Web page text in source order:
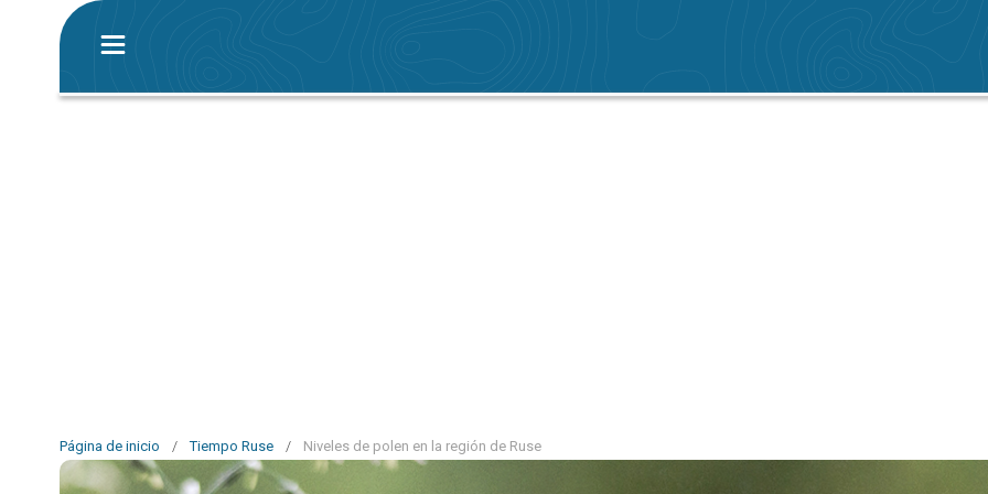
Página de inicio / Tiempo Ruse / Niveles de polen en la región de Ruse